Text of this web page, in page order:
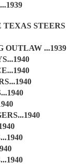
TEXAS STEERS
OUTLAW ...1939